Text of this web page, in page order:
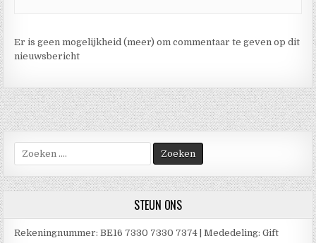
Er is geen mogelijkheid (meer) om commentaar te geven op dit
nieuwsbericht
Zoek
naar:
STEUN ONS
Rekeningnummer: BE16 7330 7330 7374 | Mededeling: Gift